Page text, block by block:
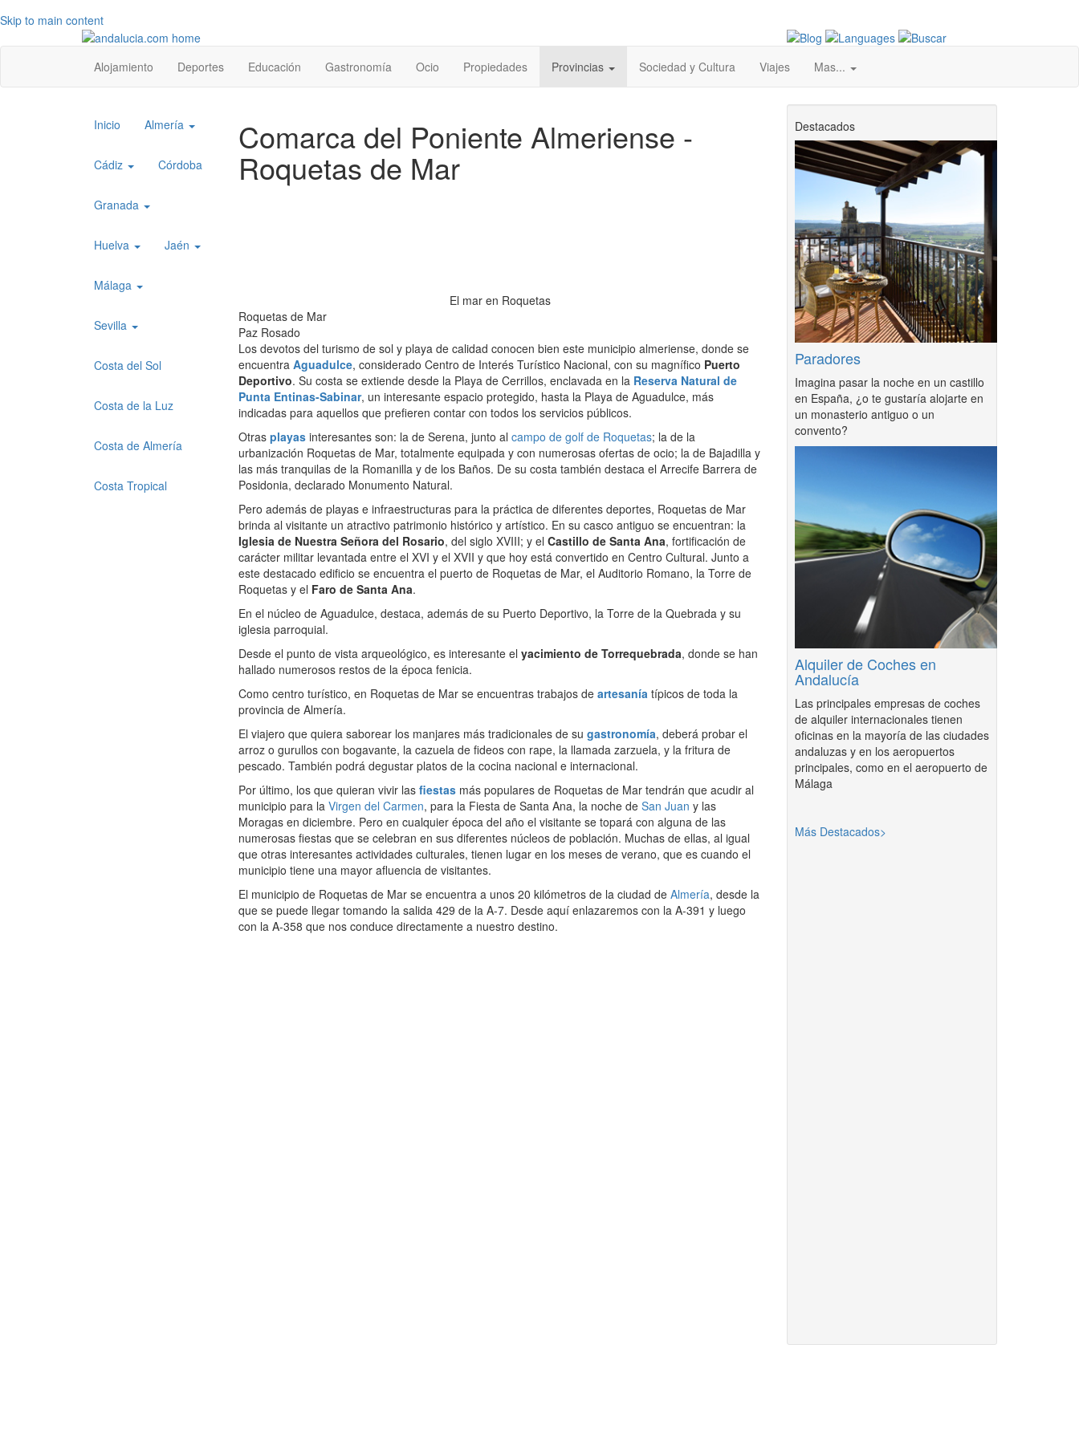
Skip to main content
Top
level
menu
Alojamiento Deportes Educación Gastronomía Ocio Propiedades Provincias Sociedad y Cultura Viajes Mas...
Comarca del Poniente Almeriense -
Roquetas de Mar
El mar en Roquetas
Roquetas de Mar
Paz Rosado
Los devotos del turismo de sol y playa de calidad conocen bien este municipio almeriense, donde se
encuentra Aguadulce, considerado Centro de Interés Turístico Nacional, con su magnífico Puerto
Deportivo. Su costa se extiende desde la Playa de Cerrillos, enclavada en la Reserva Natural de
Punta Entinas-Sabinar, un interesante espacio protegido, hasta la Playa de Aguadulce, más
indicadas para aquellos que prefieren contar con todos los servicios públicos.
Otras playas interesantes son: la de Serena, junto al campo de golf de Roquetas; la de la
urbanización Roquetas de Mar, totalmente equipada y con numerosas ofertas de ocio; la de Bajadilla y
las más tranquilas de la Romanilla y de los Baños. De su costa también destaca el Arrecife Barrera de
Posidonia, declarado Monumento Natural.
Pero además de playas e infraestructuras para la práctica de diferentes deportes, Roquetas de Mar
brinda al visitante un atractivo patrimonio histórico y artístico. En su casco antiguo se encuentran: la
Iglesia de Nuestra Señora del Rosario, del siglo XVIII; y el Castillo de Santa Ana, fortificación de
carácter militar levantada entre el XVI y el XVII y que hoy está convertido en Centro Cultural. Junto a
este destacado edificio se encuentra el puerto de Roquetas de Mar, el Auditorio Romano, la Torre de
Roquetas y el Faro de Santa Ana.
En el núcleo de Aguadulce, destaca, además de su Puerto Deportivo, la Torre de la Quebrada y su
iglesia parroquial.
Desde el punto de vista arqueológico, es interesante el yacimiento de Torrequebrada, donde se han
hallado numerosos restos de la época fenicia.
Como centro turístico, en Roquetas de Mar se encuentras trabajos de artesanía típicos de toda la
provincia de Almería.
El viajero que quiera saborear los manjares más tradicionales de su gastronomía, deberá probar el
arroz o gurullos con bogavante, la cazuela de fideos con rape, la llamada zarzuela, y la fritura de
pescado. También podrá degustar platos de la cocina nacional e internacional.
Por último, los que quieran vivir las fiestas más populares de Roquetas de Mar tendrán que acudir al
municipio para la Virgen del Carmen, para la Fiesta de Santa Ana, la noche de San Juan y las
Moragas en diciembre. Pero en cualquier época del año el visitante se topará con alguna de las
numerosas fiestas que se celebran en sus diferentes núcleos de población. Muchas de ellas, al igual
que otras interesantes actividades culturales, tienen lugar en los meses de verano, que es cuando el
municipio tiene una mayor afluencia de visitantes.
El municipio de Roquetas de Mar se encuentra a unos 20 kilómetros de la ciudad de Almería, desde la
que se puede llegar tomando la salida 429 de la A-7. Desde aquí enlazaremos con la A-391 y luego
con la A-358 que nos conduce directamente a nuestro destino.
Top
menu
1
Inicio Almería
Cádiz Córdoba
Granada
Huelva Jaén
Málaga
Sevilla
Costa del Sol
Costa de la Luz
Costa de Almería
Costa Tropical
Destacados
Paradores
Imagina pasar la noche en un castillo
en España, ¿o te gustaría alojarte en
un monasterio antiguo o un
convento?
Alquiler de Coches en
Andalucía
Las principales empresas de coches
de alquiler internacionales tienen
oficinas en la mayoría de las ciudades
andaluzas y en los aeropuertos
principales, como en el aeropuerto de
Málaga
Más Destacados>